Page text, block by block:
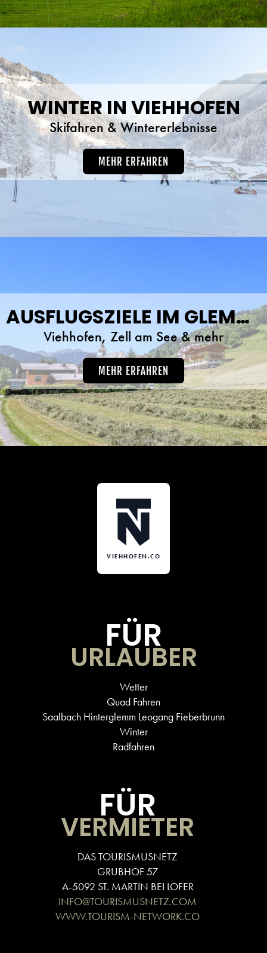
WINTER IN VIEHHOFEN
Skifahren & Wintererlebnisse
MEHR ERFAHREN
AUSFLUGSZIELE IM GLEMMTAL
Viehhofen, Zell am See & mehr
MEHR ERFAHREN
VIEHHOFEN.CO
FÜR
URLAUBER
Wetter
Quad Fahren
Saalbach Hinterglemm Leogang Fieberbrunn
Winter
Radfahren
FÜR
VERMIETER
DAS TOURISMUSNETZ
GRUBHOF 57
A-5092 ST. MARTIN BEI LOFER
INFO@TOURISMUSNETZ.COM
WWW.TOURISM-NETWORK.CO